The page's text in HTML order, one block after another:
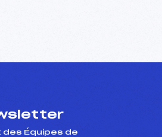
des Équipes de